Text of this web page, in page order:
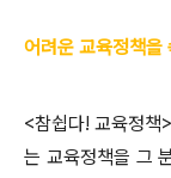
어려운 교육정책을
<참쉽다! 교육정책
는 교육정책을 그